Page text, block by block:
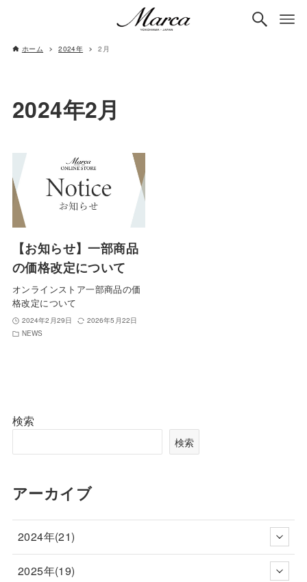
ホーム 2024年 2月
2024年2月
【お知らせ】一部商品
の価格改定について
オンラインストア一部商品の価
格改定について
2024年2月29日
2026年5月22日
NEWS
検索
検索
アーカイブ
2024年(21)
2025年(19)